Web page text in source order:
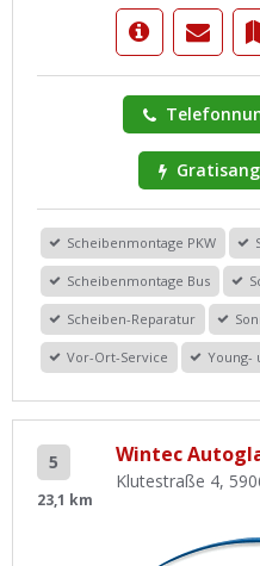
Scheibenmontage PKW
Scheibenmontage Bus
Scheiben-Reparatur
Vor-Ort-Service Young-
5
23,1 km
Wintec
Klutestraße 4,